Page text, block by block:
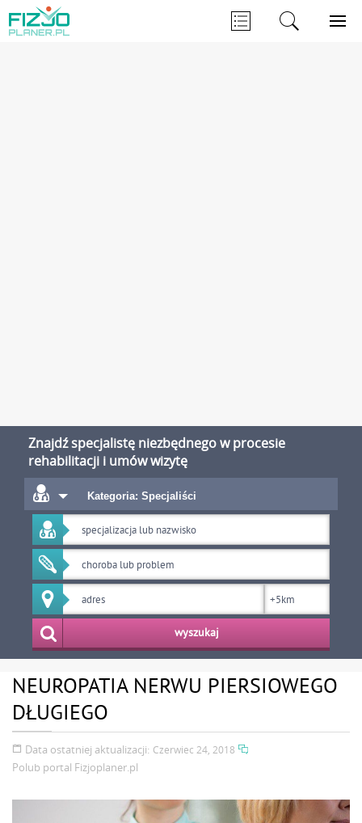
Znajdź specjalistę niezbędnego w procesie
rehabilitacji i umów wizytę
Kategoria: Specjaliści
wyszukaj
NEUROPATIA NERWU PIERSIOWEGO
DŁUGIEGO
Data ostatniej aktualizacji: Czerwiec 24, 2018
Polub portal Fizjoplaner.pl